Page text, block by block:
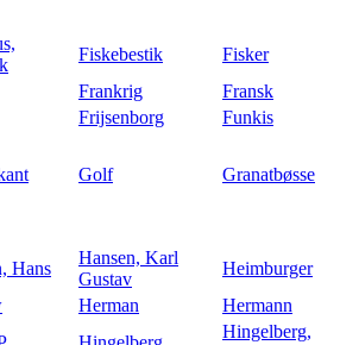
Fiskebestik
Fisker
Frankrig
Fransk
Frijsenborg Funkis
Golf
Granatbøsse
Hans
Hansen, Karl
Gustav
Heimburger
Herman
Hermann
Hingelberg,